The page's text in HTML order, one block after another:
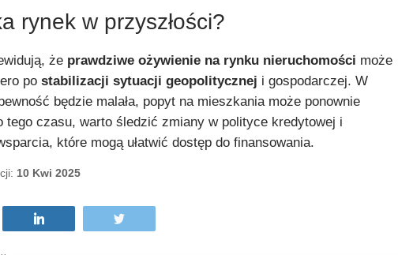
rynek w przyszłości?
że prawdziwe ożywienie na rynku nieruchomości może
postabilizacji sytuacji geopolitycznej i gospodarczej. W
będzie malała, popyt na mieszkania może ponownie
tego czasu, warto śledzić zmiany w polityce kredytowej i
które mogą ułatwić dostęp do finansowania.
10 Kwi 2025